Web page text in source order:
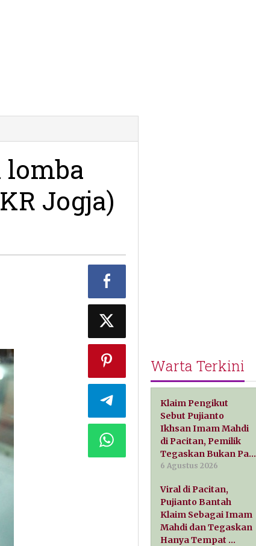
batu
nasional
lomba
Jogja)
Warta Terkini
Klaim Pengikut
Sebut Pujianto
Ikhsan Imam Mahdi
di Pacitan, Pemilik
Tegaskan Bukan Pa…
6 Agustus 2026
Viral di Pacitan,
Pujianto Bantah
Klaim Sebagai Imam
Mahdi dan Tegaskan
Hanya Tempat …